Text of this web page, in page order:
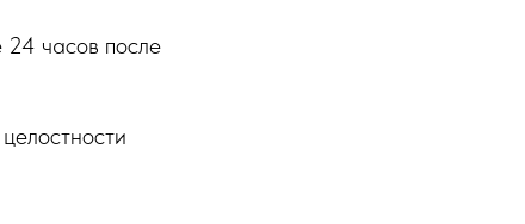
24 часов после